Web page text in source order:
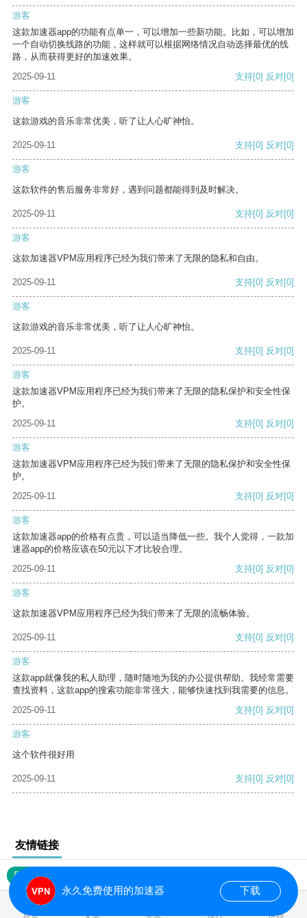
游客
这款加速器app的功能有点单一，可以增加一些新功能。比如，可以增加
一个自动切换线路的功能，这样就可以根据网络情况自动选择最优的线
路，从而获得更好的加速效果。
2025-09-11
支持[0] 反对[0]
游客
这款游戏的音乐非常优美，听了让人心旷神怡。
2025-09-11 支持[0] 反对[0]
游客
这款软件的售后服务非常好，遇到问题都能得到及时解决。
2025-09-11 支持[0] 反对[0]
游客
这款加速器VPM应用程序已经为我们带来了无限的隐私和自由。
2025-09-11 支持[0] 反对[0]
游客
这款游戏的音乐非常优美，听了让人心旷神怡。
2025-09-11 支持[0] 反对[0]
游客
这款加速器VPM应用程序已经为我们带来了无限的隐私保护和安全性保
护。
2025-09-11
支持[0] 反对[0]
游客
这款加速器VPM应用程序已经为我们带来了无限的隐私保护和安全性保
护。
2025-09-11
支持[0] 反对[0]
游客
这款加速器app的价格有点贵，可以适当降低一些。我个人觉得，一款加
速器app的价格应该在50元以下才比较合理。
2025-09-11
支持[0] 反对[0]
游客
这款加速器VPM应用程序已经为我们带来了无限的流畅体验。
2025-09-11 支持[0] 反对[0]
游客
这款app就像我的私人助理，随时随地为我的办公提供帮助。我经常需要
查找资料，这款app的搜索功能非常强大，能够快速找到我需要的信息。
2025-09-11
支持[0] 反对[0]
游客
这个软件很好用
2025-09-11 支持[0] 反对[0]
友情链接
网站地图
首页 安卓 苹果 排行 推荐
永久免费使用的加速器 下载
0.017308s